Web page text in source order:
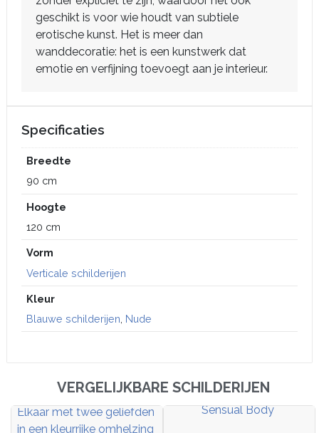
geschikt is voor wie houdt van subtiele
erotische kunst. Het is meer dan
wanddecoratie: het is een kunstwerk dat
emotie en verfijning toevoegt aan je interieur.
Specificaties
Breedte
90 cm
Hoogte
120 cm
Vorm
Verticale schilderijen
Kleur
Blauwe schilderijen Nude
VERGELIJKBARE SCHILDERIJEN